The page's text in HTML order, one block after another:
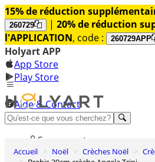
15% de réduction
260729 | 20% de réduction
l'APPLICATION, code : 260729APP
Holyart APP
App Store
Play Store
Aide & Contact
Découvrez Premium
Se connecter
Liste des envies
Accueil Noël Crèches Noël